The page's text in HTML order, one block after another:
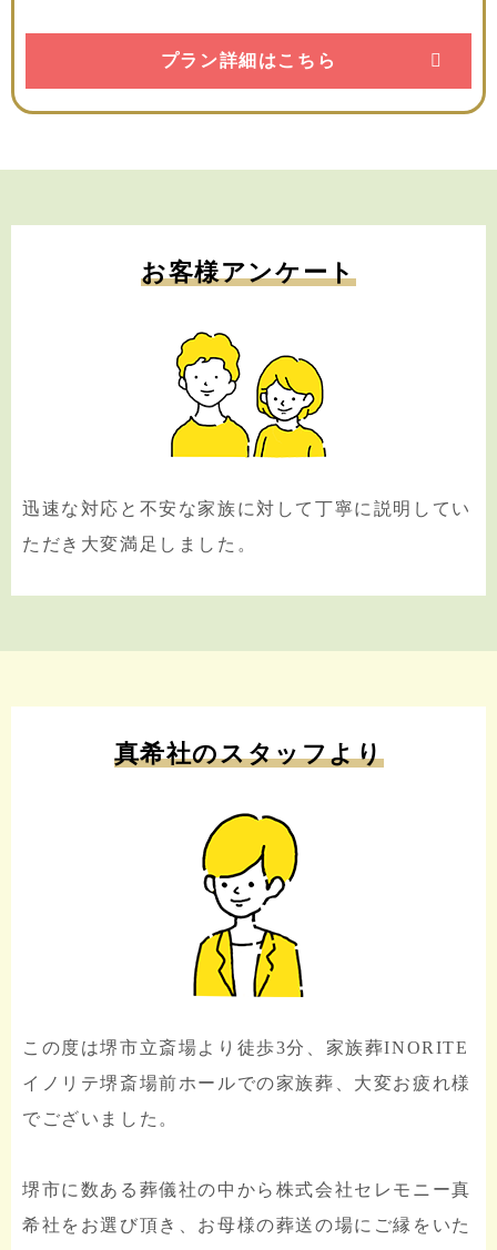
プラン詳細はこちら
お客様アンケート
迅速な対応と不安な家族に対して丁寧に説明してい
ただき大変満足しました。
真希社のスタッフより
この度は堺市立斎場より徒歩3分、家族葬INORITE
イノリテ堺斎場前ホールでの家族葬、大変お疲れ様
でございました。
堺市に数ある葬儀社の中から株式会社セレモニー真
希社をお選び頂き、お母様の葬送の場にご縁をいた